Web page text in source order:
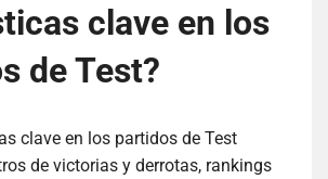
clave en los
de Test?
clave en los partidos de Test
de victorias y derrotas, rankings